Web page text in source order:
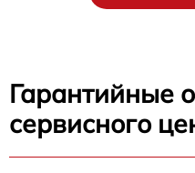
Гарантийные
сервисного